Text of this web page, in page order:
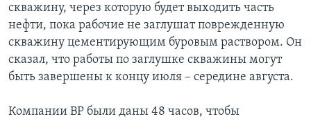
скважину, через которую будет выходить часть
нефти, пока рабочие не заглушат поврежденную
скважину цементирующим буровым раствором. Он
сказал, что работы по заглушке скважины могут
быть завершены к концу июля – середине августа.
Компании ВР были даны 48 часов, чтобы